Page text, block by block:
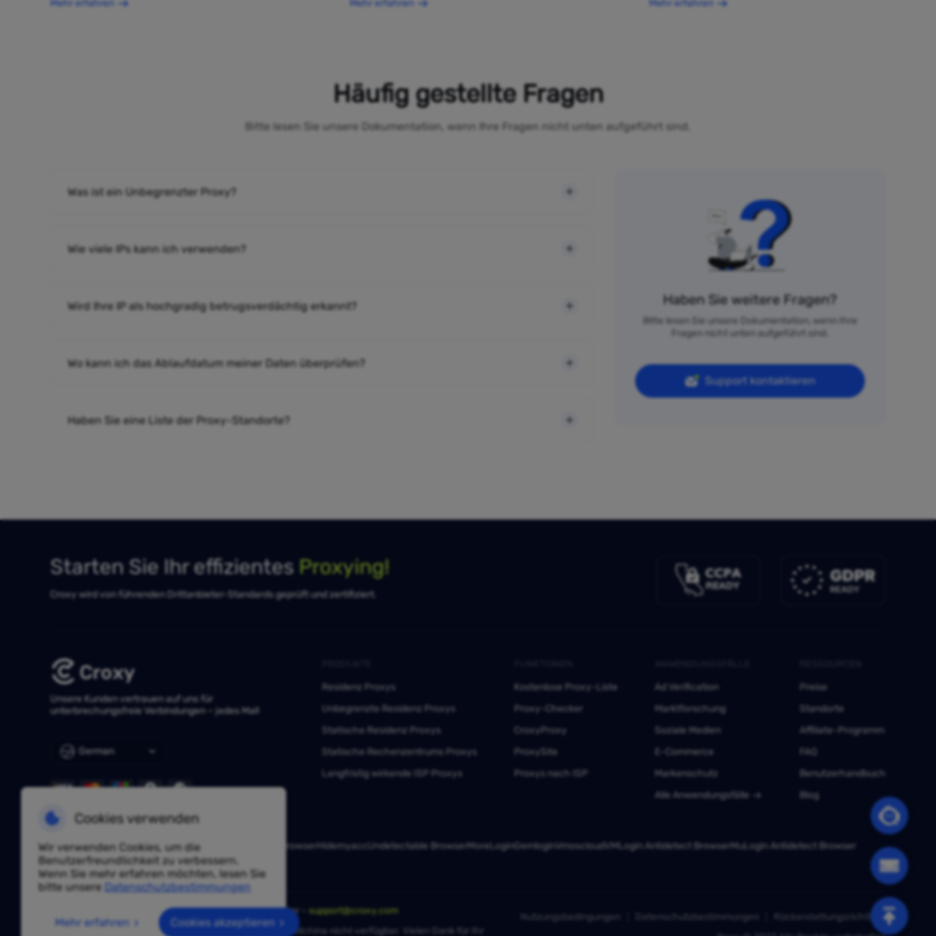
Mehr erfahren Mehr erfahren Mehr erfahren
Häufig gestellte Fragen
Bitte lesen Sie unsere Dokumentation, wenn Ihre Fragen nicht unten aufgeführt sind.
Was ist ein Unbegrenzter Proxy?
Wie viele IPs kann ich verwenden?
Wird Ihre IP als hochgradig betrugsverdächtig erkannt?
Wo kann ich das Ablaufdatum meiner Daten überprüfen?
Haben Sie eine Liste der Proxy-Standorte?
Haben Sie weitere Fragen?
Bitte lesen Sie unsere Dokumentation, wenn Ihre
Fragen nicht unten aufgeführt sind.
Support kontaktieren
Starten Sie Ihr effizientes Proxying!
Croxy wird von führenden Drittanbieter-Standards geprüft und zertifiziert.
Unsere Kunden vertrauen auf uns für
unterbrechungsfreie Verbindungen – jedes Mal!
German
Residenz Proxys
Unbegrenzte Residenz Proxys
Statische Residenz Proxys
Statische Rechenzentrums Proxys
Langfristig wirkende ISP Proxys
Kostenlose Proxy-Liste
Proxy-Checker
CroxyProxy
ProxySite
Proxys nach ISP
Ad Verification
Marktforschung
Soziale Medien
E-Commerce
Markenschutz
Alle Anwendungsfälle
Preise
Standorte
Affiliate-Programm
FAQ
Benutzerhandbuch
Blog
NÜTZLICHE LINKS
Huayang LingdongTKFFF AdsPower Vision BrowserHidemyacc Undetectable BrowserMoreLoginGemloginVmoscloud VMLogin Antidetect BrowserMuLogin Antidetect Browser
IPjianceVmoscloudSpiderBox
Haben Sie eine Frage? Fragen Sie unsere Experten unter - support@croxy.com
Aufgrund von Richtlinien ist dieser Service in Festlandchina nicht verfügbar. Vielen Dank für Ihr
Nutzungsbedingungen Datenschutzbestimmungen
Rückerstattungsrichtlinie
Cookies verwenden
Wir verwenden Cookies, um die
Benutzerfreundlichkeit zu verbessern.
Wenn Sie mehr erfahren möchten, lesen Sie
bitte unsere Datenschutzbestimmungen
Mehr erfahren Cookies akzeptieren